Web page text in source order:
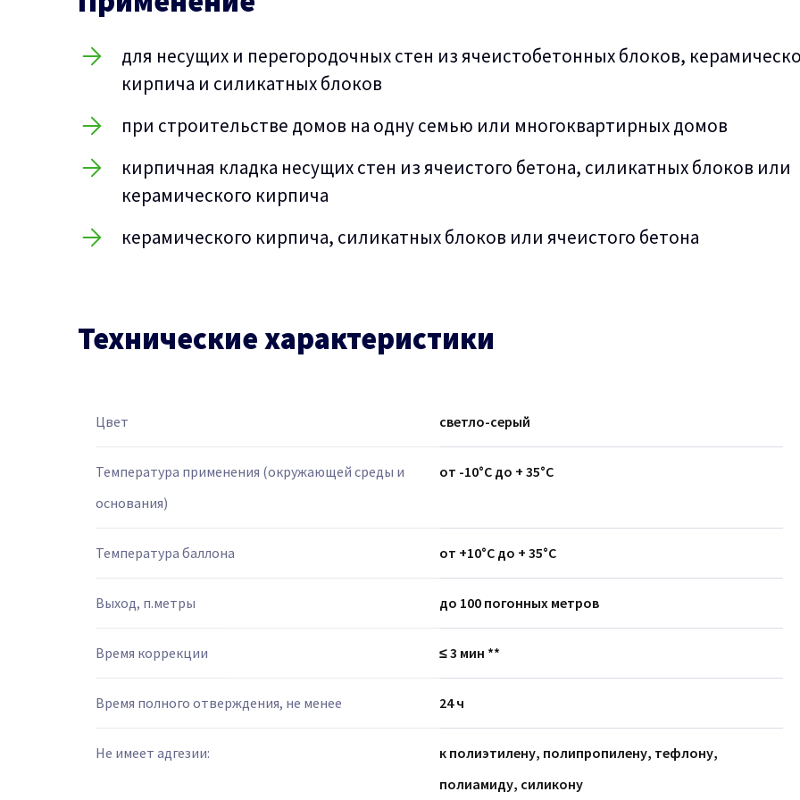
для несущих и перегородочных стен из ячеистобетонных блоков,
кирпича и силикатных блоков
при строительстве домов на одну семью или многоквартирных домов
кирпичная кладка несущих стен из ячеистого бетона, силикатных блоков или
керамического кирпича
керамического кирпича, силикатных блоков или ячеистого бетона
Технические характеристики
Цвет светло-серый
Температура применения (окружающей среды и
основания)
от -10°С до + 35°С
Температура баллона от +10°С до + 35°С
Выход, п.метры до 100 погонных метров
Время коррекции ≤ 3 мин **
Время полного отверждения, не менее 24 ч
Не имеет адгезии:
к полиэтилену, полипропилену, тефлону,
полиамиду, силикону